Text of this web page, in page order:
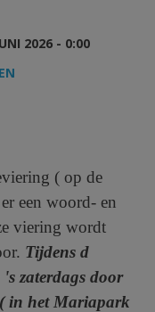
2026 - 0:00
( op de
een woord- en
viering wordt
Tijdens d
zaterdags door
in het Mariapark